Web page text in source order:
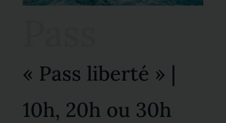
« Pass liberté » |
10h, 20h ou 30h